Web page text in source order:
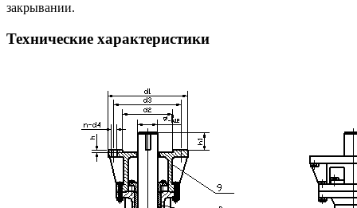
закрывании.
Технические характеристики